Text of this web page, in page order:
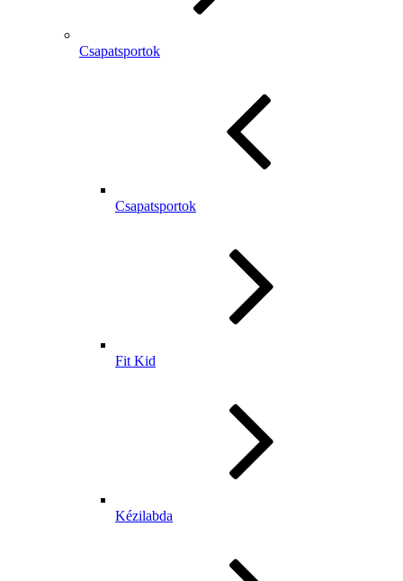
Csapatsportok
Csapatsportok
Fit Kid
Kézilabda